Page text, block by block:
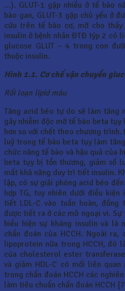
…). GLUT-1 gặp nhiều ở tế bào
bào gan, GLUT-3 gặp chủ yếu ở
cứu trên tế bào cơ, mỡ cho thấy
insulin ở bệnh nhân ĐTĐ týp 2 có
glucose GLUT – 4 trong con
thuộc insulin.
Hình 1.1. Cơ chế vận chuyển
Rối loạn lipid máu
Tăng acid béo tự do sẽ làm tăng
gây nhiễm độc mỡ tế bào beta tụy
hơn so với chết theo chương
luỹ trong tế bào beta tụy làm
chức năng tế bào và hậu quả của
beta tụy bị tổn thương, giảm số
mất khả năng duy trì tiết insulin.
lập, có sự giải phóng acid béo
hợp TG, tuy nhiên dưới điều kiện
tiết LDL-C vào tuần hoàn,
được tiết ra ở các mô ngoại vi. Sự
biểu hiện sự kháng insulin và là
chẩn đoán của HCCH. Ngoài
lipoprotein nữa trong HCCH, đó
của cholesterol ester
và giảm HDL-C có mối liên
trong chẩn đoán HCCH các
làm tiêu chuẩn chấn đoán HCCH